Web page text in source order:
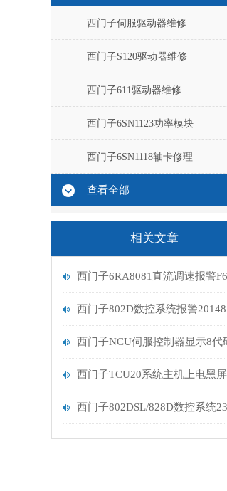
西门子伺服驱动器维修
西门子S120驱动器维修
西门子611驱动器维修
西门子6SN1123功率模块
西门子6SN1118轴卡修理
查看全部
相关文章